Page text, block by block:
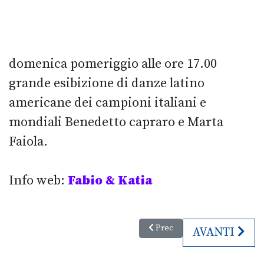
domenica pomeriggio alle ore 17.00
grande esibizione di danze latino
americane dei campioni italiani e
mondiali Benedetto capraro e Marta
Faiola.
Info web: Fabio & Katia
Articolo precedente: Arsenico
Prec ARTICOLO
AVANTI